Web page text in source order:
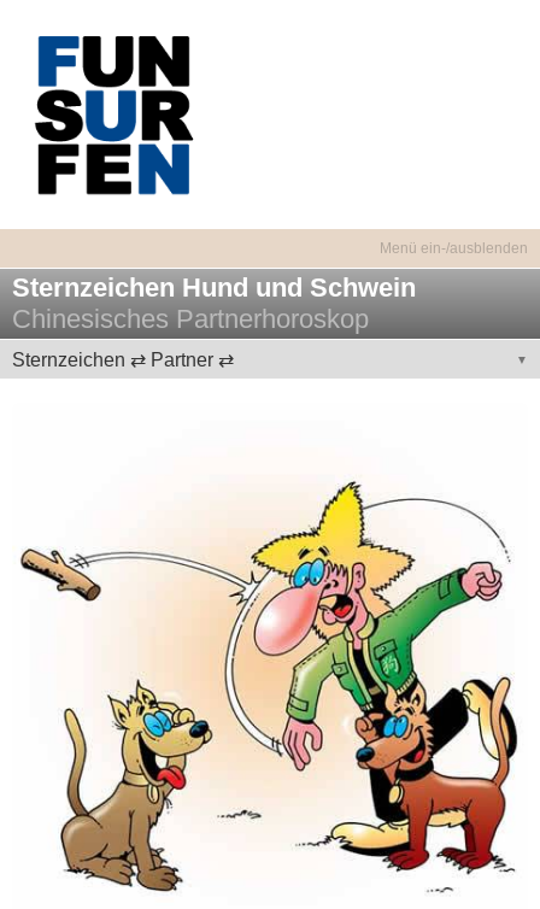
Sternzeichen Hund und Schwein
Chinesisches Partnerhoroskop
Sternzeichen ⇄ Partner ⇄